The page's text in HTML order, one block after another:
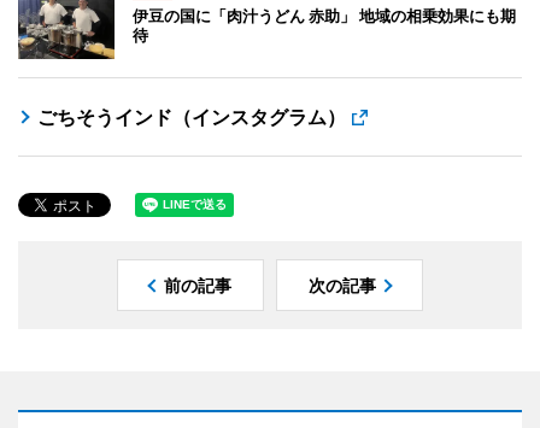
伊豆の国に「肉汁うどん 赤助」 地域の相乗効果にも期
待
ごちそうインド（インスタグラム）
前の記事 次の記事